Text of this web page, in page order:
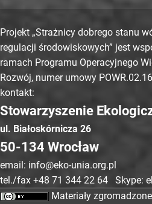
Projekt „Strażnicy dobrego stanu
regulacji środowiskowych” jest
ramach Programu Operacyjnego
Rozwój, numer umowy
kontakt:
Stowarzyszenie
ul. Białoskórnicza 26
50-134 Wrocław
email: info@eko-unia.org.pl
tel./fax +48 71 344 22 64 Skype:
Materiały